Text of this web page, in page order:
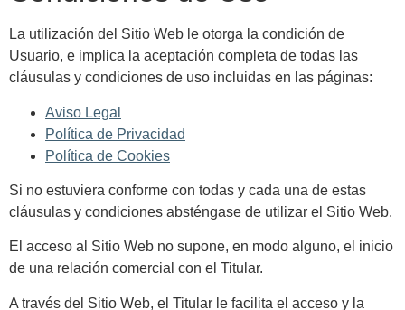
La utilización del Sitio Web le otorga la condición de
Usuario, e implica la aceptación completa de todas las
cláusulas y condiciones de uso incluidas en las páginas:
Aviso Legal
Política de Privacidad
Política de Cookies
Si no estuviera conforme con todas y cada una de estas
cláusulas y condiciones absténgase de utilizar el Sitio Web.
El acceso al Sitio Web no supone, en modo alguno, el inicio
de una relación comercial con el Titular.
A través del Sitio Web, el Titular le facilita el acceso y la